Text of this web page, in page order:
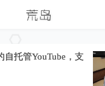
自托管YouTube，支